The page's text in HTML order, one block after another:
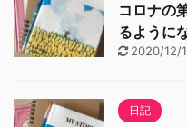
コロナの
るように
2020/12/
日記